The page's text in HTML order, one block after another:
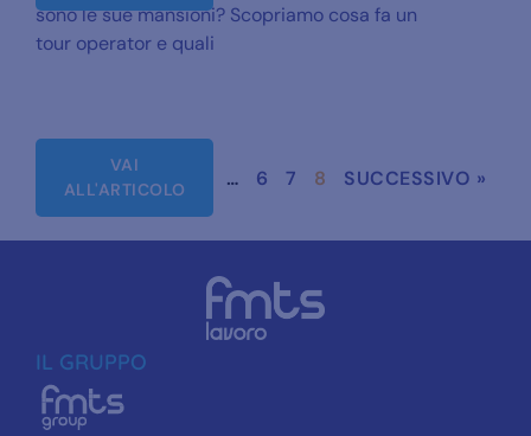
sono le sue mansioni? Scopriamo cosa fa un
tour operator e quali
VAI
ALL'ARTICOLO
« PRECEDENTE … 6 7 8 SUCCESSIVO »
IL GRUPPO